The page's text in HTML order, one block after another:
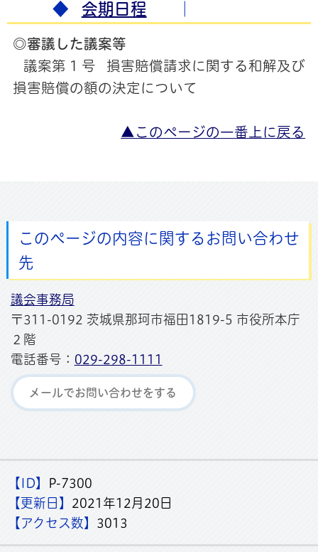
◆ 会期日程
◎審議した議案等
議案第 1 号 損害賠償請求に関する和解及び
損害賠償の額の決定について
▲このページの一番上に戻る
このページの内容に関するお問い合わせ
先
議会事務局
〒311-0192 茨城県那珂市福田1819-5 市役所本庁
２階
電話番号： 029-298-1111
メールでお問い合わせをする
【ID】
P-7300
【更新日】 2021年12月20日
【アクセス数】 3013